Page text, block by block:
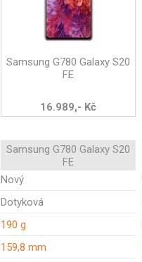
Samsung G780 Galaxy S20
FE
16.989,- Kč
Samsung G780 Galaxy S20
FE
Nový
Dotyková
190 g
159,8 mm